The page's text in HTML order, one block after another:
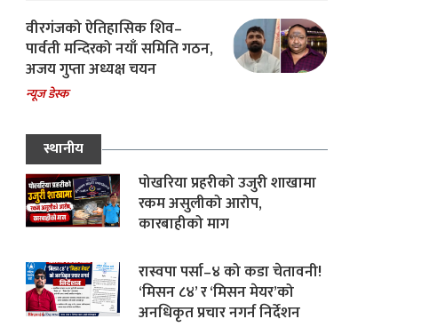
वीरगंजको ऐतिहासिक शिव–
पार्वती मन्दिरको नयाँ समिति गठन,
अजय गुप्ता अध्यक्ष चयन
न्यूज डेस्क
स्थानीय
पोखरिया प्रहरीको उजुरी शाखामा
रकम असुलीको आरोप,
कारबाहीको माग
रास्वपा पर्सा–४ को कडा चेतावनी!
‘मिसन ८४’ र ‘मिसन मेयर’को
अनधिकृत प्रचार नगर्न निर्देशन